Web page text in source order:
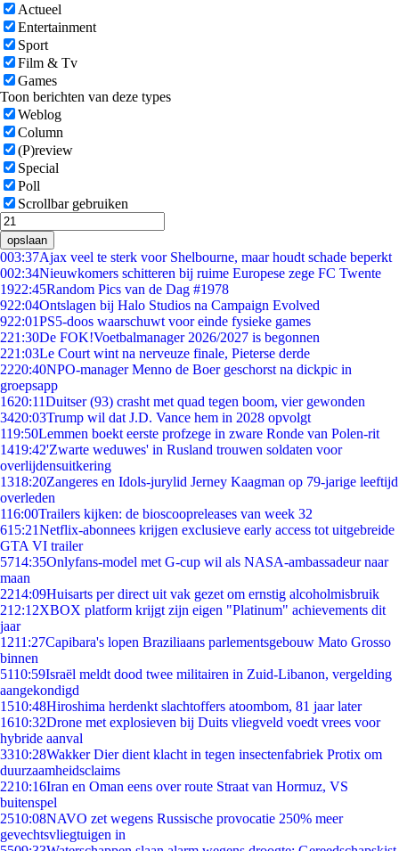
Actueel
Entertainment
Sport
Film & Tv
Games
Toon berichten van deze types
Weblog
Column
(P)review
Special
Poll
Scrollbar gebruiken
opslaan
003:37Ajax veel te sterk voor Shelbourne, maar houdt schade beperkt
002:34Nieuwkomers schitteren bij ruime Europese zege FC Twente
1922:45Random Pics van de Dag #1978
922:04Ontslagen bij Halo Studios na Campaign Evolved
922:01PS5-doos waarschuwt voor einde fysieke games
221:30De FOK!Voetbalmanager 2026/2027 is begonnen
221:03Le Court wint na nerveuze finale, Pieterse derde
2220:40NPO-manager Menno de Boer geschorst na dickpic in
groepsapp
1620:11Duitser (93) crasht met quad tegen boom, vier gewonden
3420:03Trump wil dat J.D. Vance hem in 2028 opvolgt
119:50Lemmen boekt eerste profzege in zware Ronde van Polen-rit
1419:42'Zwarte weduwes' in Rusland trouwen soldaten voor
overlijdensuitkering
1318:20Zangeres en Idols-jurylid Jerney Kaagman op 79-jarige leeftijd
overleden
116:00Trailers kijken: de bioscoopreleases van week 32
615:21Netflix-abonnees krijgen exclusieve early access tot uitgebreide
GTA VI trailer
5714:35Onlyfans-model met G-cup wil als NASA-ambassadeur naar
maan
2214:09Huisarts per direct uit vak gezet om ernstig alcoholmisbruik
212:12XBOX platform krijgt zijn eigen "Platinum" achievements dit
jaar
1211:27Capibara's lopen Braziliaans parlementsgebouw Mato Grosso
binnen
5110:59Israël meldt dood twee militairen in Zuid-Libanon, vergelding
aangekondigd
1510:48Hiroshima herdenkt slachtoffers atoombom, 81 jaar later
1610:32Drone met explosieven bij Duits vliegveld voedt vrees voor
hybride aanval
3310:28Wakker Dier dient klacht in tegen insectenfabriek Protix om
duurzaamheidsclaims
2210:16Iran en Oman eens over route Straat van Hormuz, VS
buitenspel
2510:08NAVO zet wegens Russische provocatie 250% meer
gevechtsvliegtuigen in